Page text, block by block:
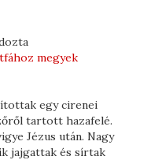
megyek
egy cirenei
tartott hazafelé.
Jézus után. Nagy
jajgattak és sírtak